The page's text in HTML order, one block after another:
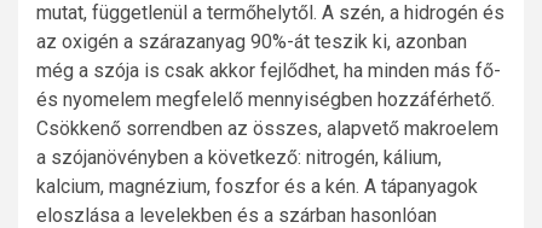
mutat, függetlenül a termőhelytől. A szén, a hidrogén és
az oxigén a szárazanyag 90%-át teszik ki, azonban
még a szója is csak akkor fejlődhet, ha minden más fő-
és nyomelem megfelelő mennyiségben hozzáférhető.
Csökkenő sorrendben az összes, alapvető makroelem
a szójanövényben a következő: nitrogén, kálium,
kalcium, magnézium, foszfor és a kén. A tápanyagok
eloszlása a levelekben és a szárban hasonlóan